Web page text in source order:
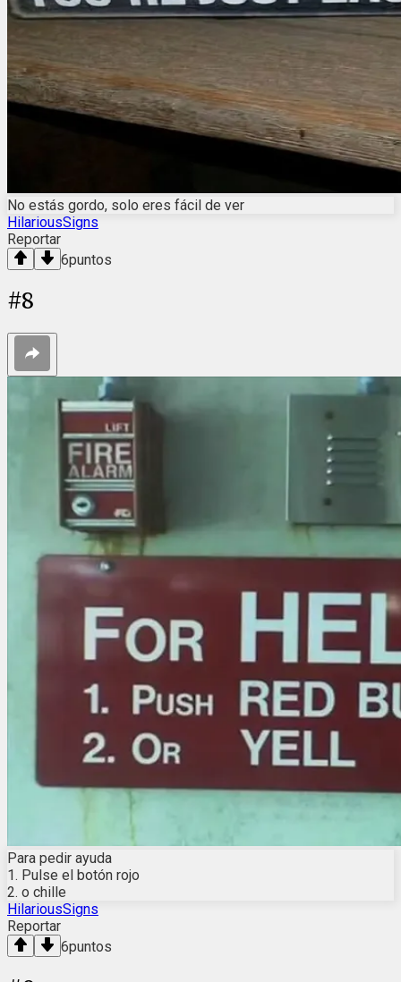
No estás gordo, solo eres fácil de ver
HilariousSigns
Reportar
6puntos
#8
Para pedir ayuda
1. Pulse el botón rojo
2. o chille
HilariousSigns
Reportar
6puntos